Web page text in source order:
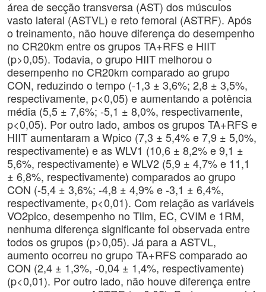
área de secção transversa (AST) dos músculos
vasto lateral (ASTVL) e reto femoral (ASTRF). Após
o treinamento, não houve diferença do desempenho
no CR20km entre os grupos TA+RFS e HIIT
(p>0,05). Todavia, o grupo HIIT melhorou o
desempenho no CR20km comparado ao grupo
CON, reduzindo o tempo (-1,3 ± 3,6%; 2,8 ± 3,5%,
respectivamente, p<0,05) e aumentando a potência
média (5,5 ± 7,6%; -5,1 ± 8,0%, respectivamente,
p<0,05). Por outro lado, ambos os grupos TA+RFS e
HIIT aumentaram a Wpico (7,3 ± 5,4% e 7,9 ± 5,0%,
respectivamente) e as WLV1 (10,6 ± 8,2% e 9,1 ±
5,6%, respectivamente) e WLV2 (5,9 ± 4,7% e 11,1
± 6,8%, respectivamente) comparados ao grupo
CON (-5,4 ± 3,6%; -4,8 ± 4,9% e -3,1 ± 6,4%,
respectivamente, p<0,01). Com relação as variáveis
VO2pico, desempenho no Tlim, EC, CVIM e 1RM,
nenhuma diferença significante foi observada entre
todos os grupos (p>0,05). Já para a ASTVL,
aumento ocorreu no grupo TA+RFS comparado ao
CON (2,4 ± 1,3%, -0,04 ± 1,4%, respectivamente)
(p<0,01). Por outro lado, não houve diferença entre